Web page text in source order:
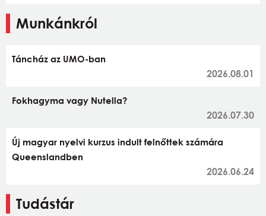
Munkánkról
Táncház az UMO-ban
2026.08.01
Fokhagyma vagy Nutella?
2026.07.30
Új magyar nyelvi kurzus indult felnőttek számára
Queenslandben
2026.06.24
Tudástár